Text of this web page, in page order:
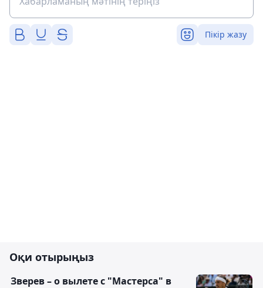
Пікір жазу
Оқи отырыңыз
Зверев – о вылете с "Мастерса" в